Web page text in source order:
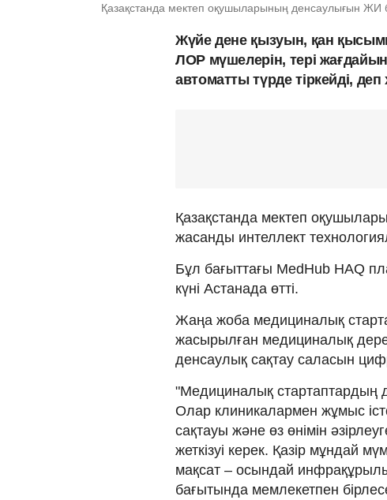
Қазақстанда мектеп оқушыларының денсаулығын ЖИ
Жүйе дене қызуын, қан
ЛОР мүшелерін, тері
автоматты түрде тіркейді,
Қазақстанда мектеп
жасанды интеллект
Бұл бағыттағы MedHub HAQ
күні Астанада өтті.
Жаңа жоба медициналық
жасырылған медициналық
денсаулық сақтау саласын
"Медициналық стартаптардың
Олар клиникалармен жұмыс
сақтауы және өз өнімін
жеткізуі керек. Қазір мұндай
мақсат – осындай
бағытында мемлекетпен